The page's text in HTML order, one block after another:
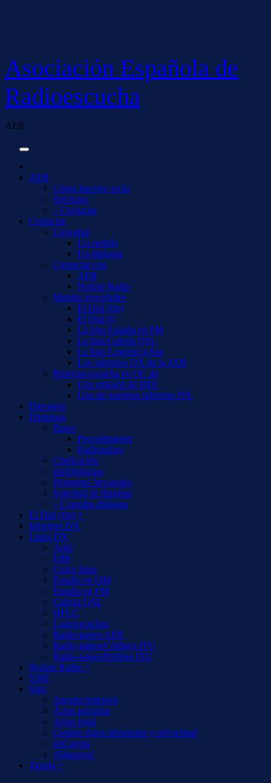
Asociación Española de
Radioescucha
AER
AER
Cómo hacerse socio
Servicios
– Contactar
Contactar
Consultar
Un pedido
Un diploma
Contactar con
AER
Notizie Radio
Mandar novedades
El Dial (fm)
El Dial (i)
La lista España en FM
La lista Galería QSL
La lista Logs/escuchas
Los informes DX de la AER
Reportar escucha en OC de
Una emisión de REE
Uno de nuestros informes DX
Diexismo
Diplomas
Bases
Procedimiento
Radiopaíses
Clsificación
misDiplomas
Preguntas frecuentes
Solicitud de diploma
– Consulta diploma
El Dial (fm) +
Informes DX
Listas DX
Aoki
EiBi
Cruce listas
España en OM
España en FM
Galería QSL
HFCC
Logs/escuchas
Radio-países AER
Radio-países/Códigos ITU
Radio-países/Prefijos ITU
Notizie Radio +
S500
Sitio
Agradecimientos
Áreas privadas
Aviso legal
Gestión datos personales y privacidad
miCuenta
¡Síguenos!
Tienda +